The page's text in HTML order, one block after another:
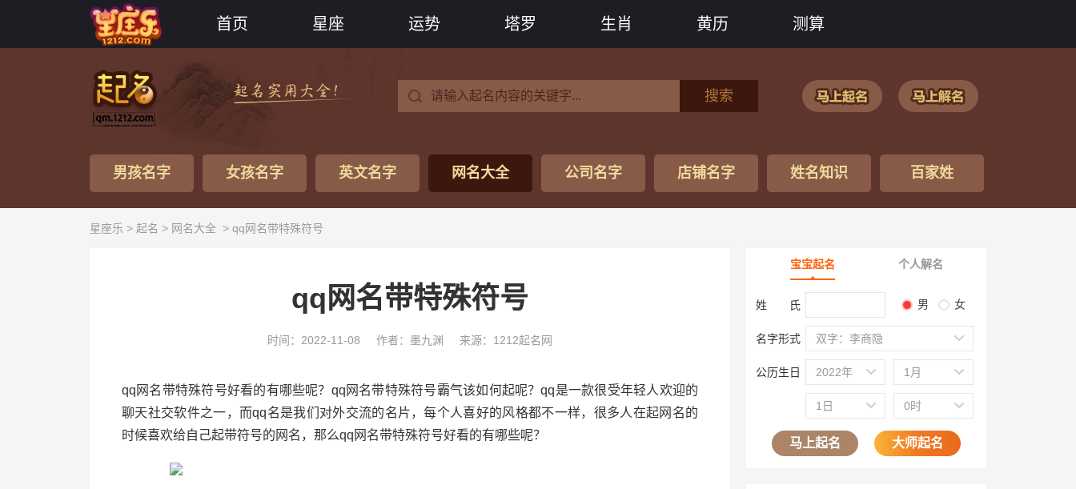
首页 星座 运势 塔罗 生肖 黄历 测算
搜索
男孩名字 女孩名字 英文名字 网名大全 公司名字 店铺名字 姓名知识 百家姓
星座乐 > 起名 > 网名大全 > qq网名带特殊符号
qq网名带特殊符号
时间：2022-11-08 作者：墨九渊 来源：1212起名网
qq网名带特殊符号好看的有哪些呢？qq网名带特殊符号霸气该如何起呢？qq是一款很受年轻人欢迎的
聊天社交软件之一，而qq名是我们对外交流的名片，每个人喜好的风格都不一样，很多人在起网名的
时候喜欢给自己起带符号的网名，那么qq网名带特殊符号好看的有哪些呢？
宝宝起名 个人解名
姓 氏 男 女
名字形式 双字：李商隐
公历生日 2022年 1月
1日 0时
马上起名 大师起名